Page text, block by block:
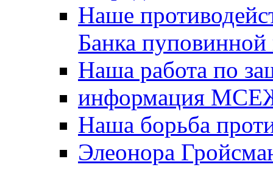
Наше
Банка
Наша работа по
информация
Наша борьба
Элеонора